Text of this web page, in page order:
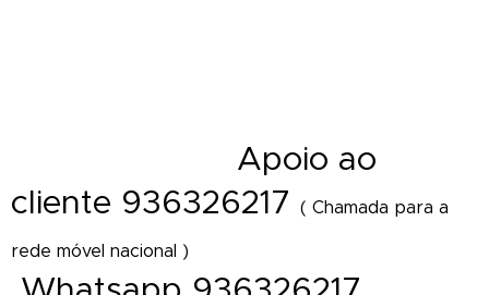
Apoio ao
cliente 936326217 ( Chamada para a
rede móvel nacional )